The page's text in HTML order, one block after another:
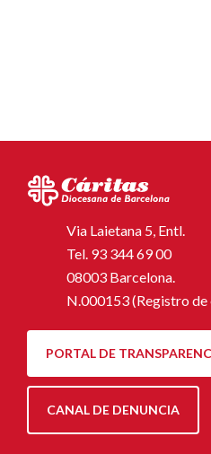
Via Laietana 5, Entl.
Tel. 93 344 69 00
08003 Barcelona.
N.000153 (Registro
PORTAL DE
CANAL DE DENUNCIA